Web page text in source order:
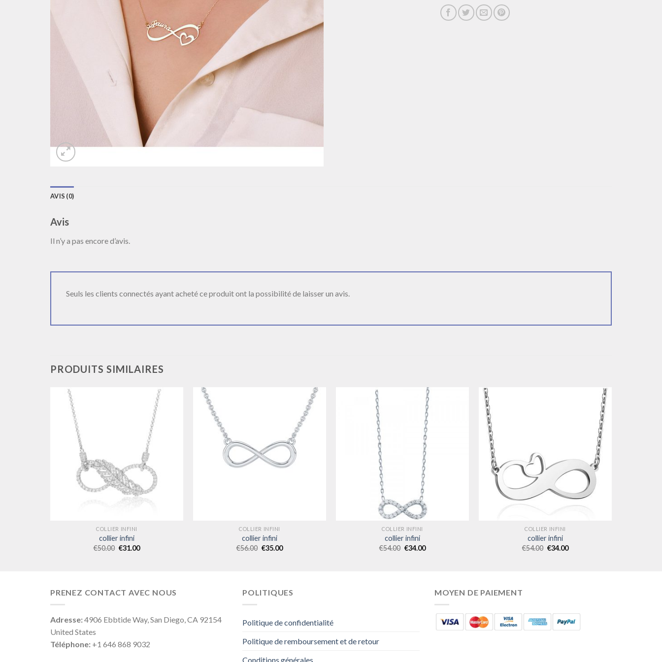
AVIS (0)
Avis
Il n’y a pas encore d’avis.
Seuls les clients connectés ayant acheté ce produit ont la possibilité de laisser un avis.
PRODUITS SIMILAIRES
COLLIER INFINI
collier infini
€50.00 €31.00
COLLIER INFINI
collier infini
€56.00 €35.00
COLLIER INFINI
collier infini
€54.00 €34.00
COLLIER INFINI
collier infini
€54.00 €34.00
PRENEZ CONTACT AVEC NOUS
Adresse:4906 Ebbtide Way, San Diego, CA 92154
United States
Téléphone: +1 646 868 9032
POLITIQUES
Politique de confidentialité
Politique de remboursement et de retour
Conditions générales
MOYEN DE PAIEMENT